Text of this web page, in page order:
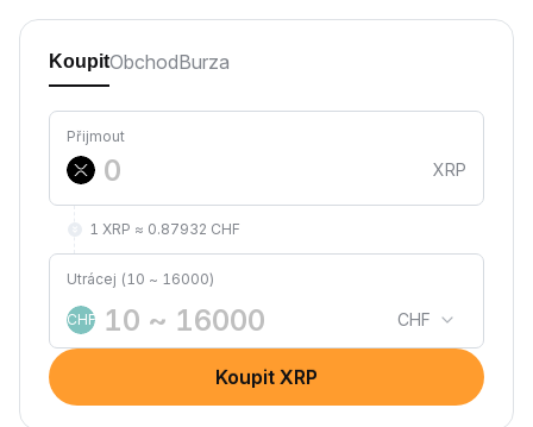
KoupitObchodBurza
Přijmout
XRP
1 XRP ≈ 0.87932 CHF
Utrácej (10 ~ 16000)
CHF CHF
Koupit XRP